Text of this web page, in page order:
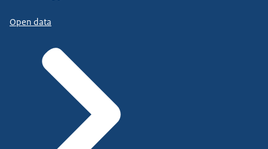
Open data